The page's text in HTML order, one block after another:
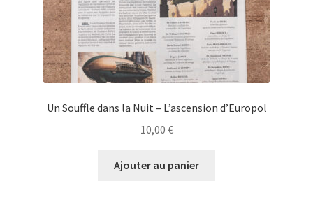
Un Souffle dans la Nuit – L’ascension d’Europol
10,00 €
Ajouter au panier